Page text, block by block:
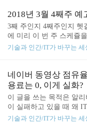
로 숨고 맙니다.가장 진
습니다."통신사 광고를
때문에..."요런 반응이었
된다면,통신사 비판은 한
2018년 3월 4째주 예
3째 주인지 4째주인지 헷
에 미리 이 번 주 스케쥴
로 글을 쓰게 만들기 위
관련, 뻘짓으로 일관하
조사를 대충 넘어가려는
마디 해야 하지만 미뤄뒀
해서도 씁니다. 내용과
다 내려놨습니다.(사실
다.) 그래서 저는 이제 무
기술과 인간/IT가 바꾸는 세
네이버 동영상 점유
용료는 0, 이게 실화?
이 글을 쓰는 목적은 알
이 실패하고 있을 때 왜
에 대비한 저의 면피용
기술과 인간/IT가 바꾸는 세